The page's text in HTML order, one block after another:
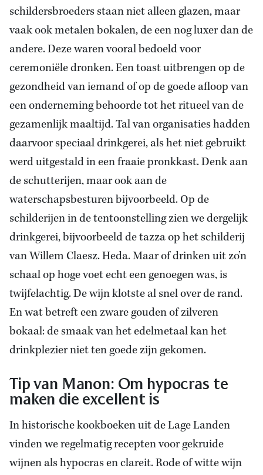
schildersbroeders staan niet alleen glazen, maar
vaak ook metalen bokalen, de een nog luxer dan de
andere. Deze waren vooral bedoeld voor
ceremoniële dronken. Een toast uitbrengen op de
gezondheid van iemand of op de goede afloop van
een onderneming behoorde tot het ritueel van de
gezamenlijk maaltijd. Tal van organisaties hadden
daarvoor speciaal drinkgerei, als het niet gebruikt
werd uitgestald in een fraaie pronkkast. Denk aan
de schutterijen, maar ook aan de
waterschapsbesturen bijvoorbeeld. Op de
schilderijen in de tentoonstelling zien we dergelijk
drinkgerei, bijvoorbeeld de tazza op het schilderij
van Willem Claesz. Heda. Maar of drinken uit zo’n
schaal op hoge voet echt een genoegen was, is
twijfelachtig. De wijn klotste al snel over de rand.
En wat betreft een zware gouden of zilveren
bokaal: de smaak van het edelmetaal kan het
drinkplezier niet ten goede zijn gekomen.
Tip van Manon: Om hypocras te
maken die excellent is
In historische kookboeken uit de Lage Landen
vinden we regelmatig recepten voor gekruide
wijnen als hypocras en clareit. Rode of witte wijn